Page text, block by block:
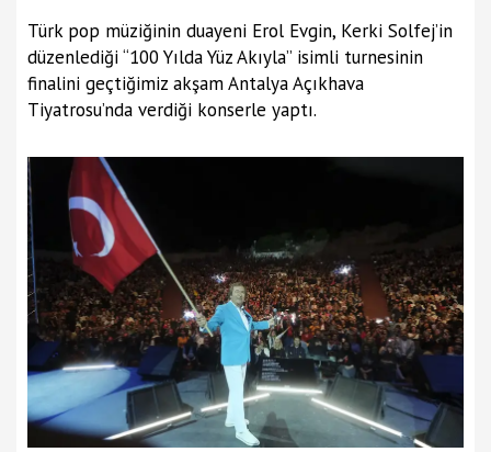
Türk pop müziğinin duayeni Erol Evgin, Kerki Solfej’in
düzenlediği “100 Yılda Yüz Akıyla” isimli turnesinin
finalini geçtiğimiz akşam Antalya Açıkhava
Tiyatrosu’nda verdiği konserle yaptı.